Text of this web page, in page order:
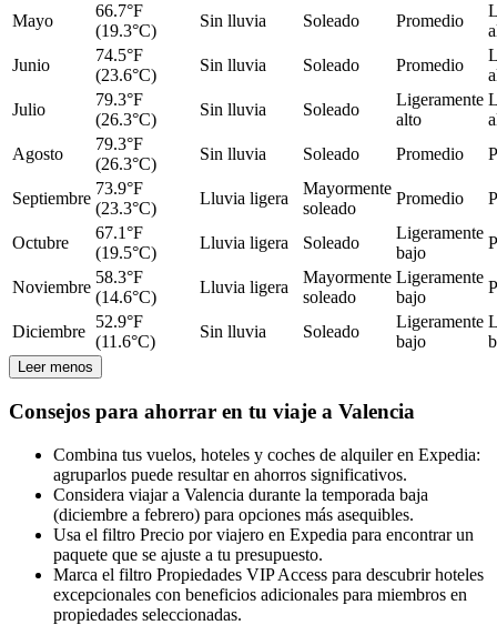
Mayo
66.7°F
(19.3°C)
Sin lluvia Soleado Promedio
Junio
74.5°F
(23.6°C)
Sin lluvia Soleado Promedio
Julio
79.3°F
(26.3°C)
Sin lluvia Soleado
Ligeramente
alto
Agosto
79.3°F
(26.3°C)
Sin lluvia Soleado Promedio
Septiembre
73.9°F
(23.3°C)
Lluvia ligera
Mayormente
soleado
Promedio
Octubre
67.1°F
(19.5°C)
Lluvia ligera Soleado
Ligeramente
bajo
Noviembre
58.3°F
(14.6°C)
Lluvia ligera
Mayormente
soleado
Ligeramente
bajo
Diciembre
52.9°F
(11.6°C)
Sin lluvia Soleado
Ligeramente
bajo
Leer menos
Consejos para ahorrar en tu viaje a Valencia
Combina tus vuelos, hoteles y coches de alquiler en Expedia:
agruparlos puede resultar en ahorros significativos.
Considera viajar a Valencia durante la temporada baja
(diciembre a febrero) para opciones más asequibles.
Usa el filtro Precio por viajero en Expedia para encontrar un
paquete que se ajuste a tu presupuesto.
Marca el filtro Propiedades VIP Access para descubrir hoteles
excepcionales con beneficios adicionales para miembros en
propiedades seleccionadas.